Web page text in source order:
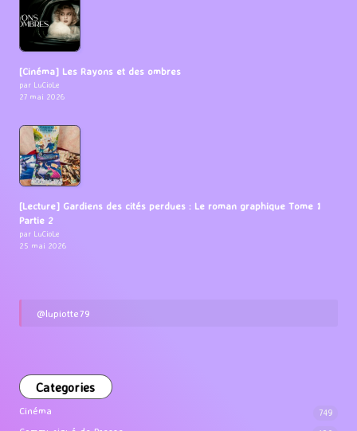
[Cinéma] Les Rayons et des ombres
par LuCioLe
27 mai 2026
[Lecture] Gardiens des cités perdues : Le roman graphique Tome 1
Partie 2
par LuCioLe
25 mai 2026
@lupiotte79
Categories
Cinéma 749